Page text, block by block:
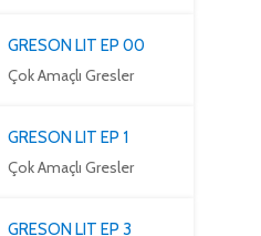
GRESON LIT EP 00
Çok Amaçlı Gresler
GRESON LIT EP 1
Çok Amaçlı Gresler
GRESON LIT EP 3